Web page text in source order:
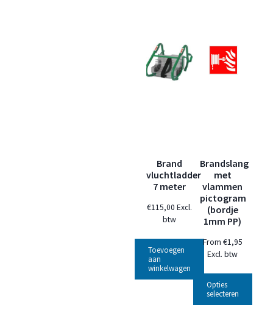
Brand
vluchtladder
7 meter
€115,00 Excl.
btw
Toevoegen
aan
winkelwagen
Brandslang
met
vlammen
pictogram
(bordje
1mm PP)
From €1,95
Excl. btw
Opties
selecteren